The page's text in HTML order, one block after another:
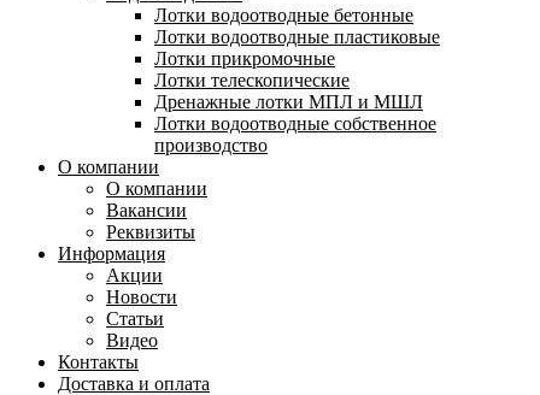
Лотки водоотводные бетонные
Лотки водоотводные пластиковые
Лотки прикромочные
Лотки телескопические
Дренажные лотки МПЛ и МШЛ
Лотки водоотводные собственное
производство
О компании
О компании
Вакансии
Реквизиты
Информация
Акции
Новости
Статьи
Видео
Контакты
Доставка и оплата